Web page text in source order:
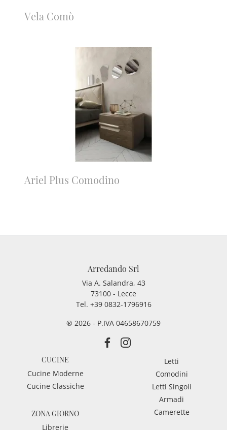
Vela Comò
Ariel Plus Comodino
Arredando Srl
Via A. Salandra, 43
73100 - Lecce
Tel. +39 0832-1796916
® 2026 - P.IVA 04658670759
CUCINE
Cucine Moderne
Cucine Classiche
ZONA GIORNO
Librerie
Letti
Comodini
Letti Singoli
Armadi
Camerette